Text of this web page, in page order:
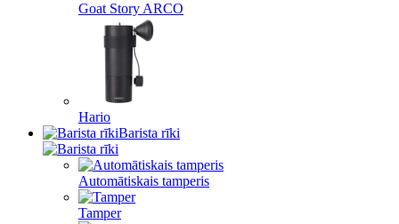
Goat Story ARCO
Hario
Barista rīki
Automātiskais tamperis
Tamper